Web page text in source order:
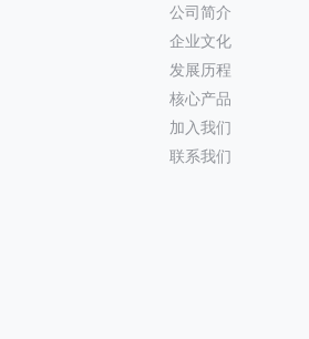
公司简介
企业文化
发展历程
核心产品
加入我们
联系我们